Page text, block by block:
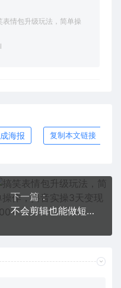
表情包升级玩法，简单操
海报 复制本文链接
下一篇：
不会剪辑也能做短剧推广搬运全流程：短剧推广搬运详细教程